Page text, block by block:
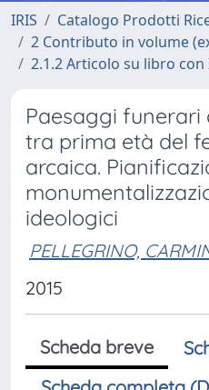
IRIS
Catalogo Prodotti
2 Contributo in volume
2.1.2 Articolo su libro con
Paesaggi
tra prima età del
arcaica.
ideologici
PELLEGRINO,
2015
Scheda breve